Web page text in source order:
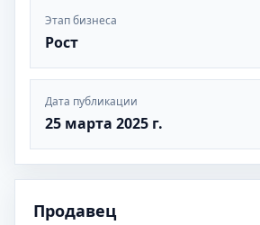
Этап бизнеса
Рост
Дата публикации
25 марта 2025 г.
Продавец